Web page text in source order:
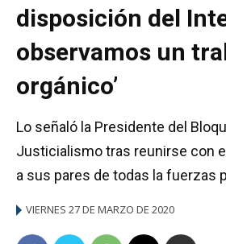
disposición del
observamos un
orgánico’
Lo señaló la Presidente del
Justicialismo tras reunirse con
a sus pares de todas la fuerzas
VIERNES 27 DE MARZO DE 2020